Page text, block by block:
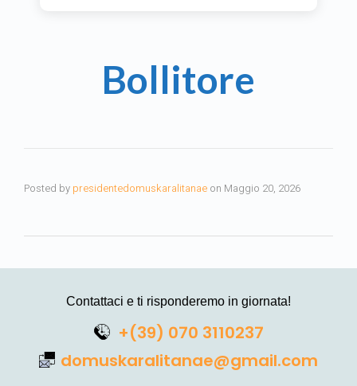
Bollitore
Posted by presidentedomuskaralitanae on Maggio 20, 2026
Contattaci e ti risponderemo in giornata!
+(39) 070 3110237
domuskaralitanae@gmail.com